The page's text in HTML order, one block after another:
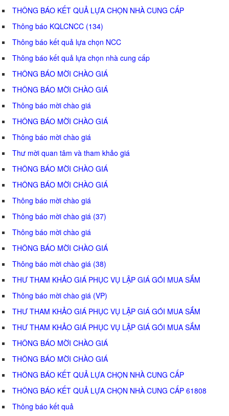
THÔNG BÁO KẾT QUẢ LỰA CHỌN NHÀ CUNG CẤP
Thông báo KQLCNCC (134)
Thông báo kết quả lựa chọn NCC
Thông báo kết quả lựa chọn nhà cung cấp
THÔNG BÁO MỜI CHÀO GIÁ
THÔNG BÁO MỜI CHÀO GIÁ
Thông báo mời chào giá
THÔNG BÁO MỜI CHÀO GIÁ
Thông báo mời chào giá
Thư mời quan tâm và tham khảo giá
THÔNG BÁO MỜI CHÀO GIÁ
THÔNG BÁO MỜI CHÀO GIÁ
Thông báo mời chào giá
Thông báo mời chào giá (37)
Thông báo mời chào giá
THÔNG BÁO MỜI CHÀO GIÁ
Thông báo mời chào giá (38)
THƯ THAM KHẢO GIÁ PHỤC VỤ LẬP GIÁ GÓI MUA SẮM
Thông báo mời chào giá (VP)
THƯ THAM KHẢO GIÁ PHỤC VỤ LẬP GIÁ GÓI MUA SẮM
THƯ THAM KHẢO GIÁ PHỤC VỤ LẬP GIÁ GÓI MUA SẮM
THÔNG BÁO MỜI CHÀO GIÁ
THÔNG BÁO MỜI CHÀO GIÁ
THÔNG BÁO KẾT QUẢ LỰA CHỌN NHÀ CUNG CẤP
THÔNG BÁO KẾT QUẢ LỰA CHỌN NHÀ CUNG CẤP 61808
Thông báo kết quả